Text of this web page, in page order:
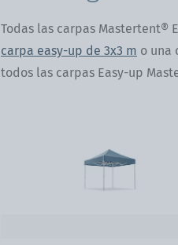
Todas las carpas Mastertent®
carpa easy-up de 3x3 m o una
todos las carpas Easy-up